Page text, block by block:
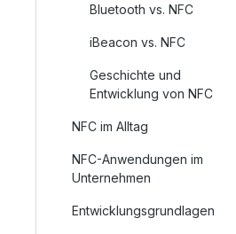
Bluetooth vs. NFC
iBeacon vs. NFC
Geschichte und
Entwicklung von NFC
NFC im Alltag
NFC-Anwendungen im
Unternehmen
Entwicklungsgrundlagen